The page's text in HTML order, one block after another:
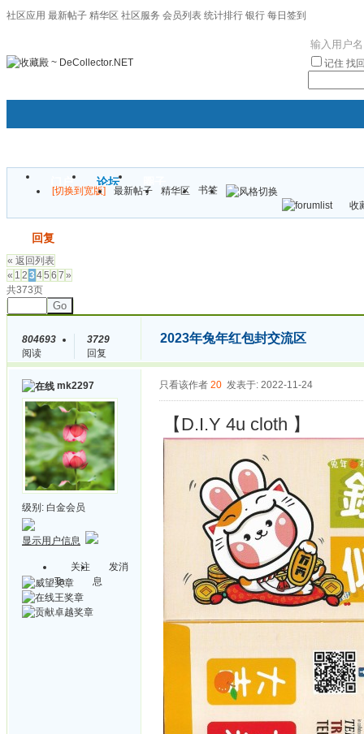
社区应用 最新帖子 精华区 社区服务 会员列表 统计排行 银行 每日签到
记住 找
门户 论坛
[切换到宽版] 最新帖子 精华区
书签
收
回复
« 返回列表
« 1 2 345 6 7 »
共373页
Go
804693
阅读
3729
回复
2023年兔年红包封交流区
mk2297
级别: 白金会员
显示用户信息
关注
Ta
发消
息
只看该作者 20 发表于: 2022-11-24
【D.I.Y 4u cloth 】